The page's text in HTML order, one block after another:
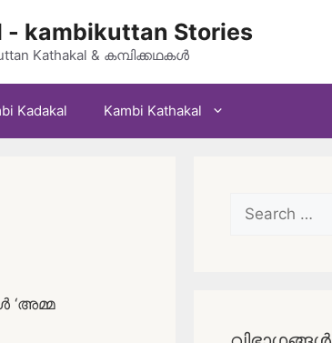
- kambikuttan Stories
Kathakal & കമ്പിക്കഥകൾ
Kadakal Kambi Kathakal
‘അമ്മ
Search
for: